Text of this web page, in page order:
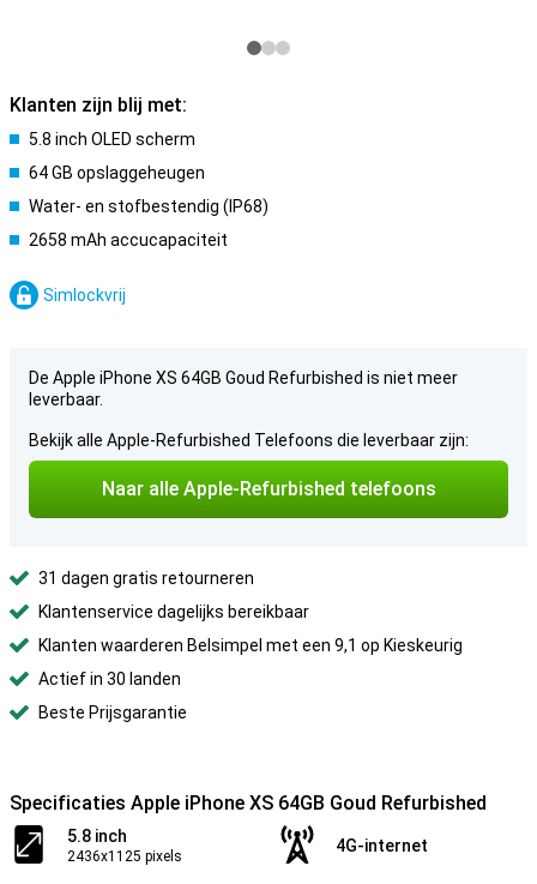
Klanten zijn blij met:
5.8 inch OLED scherm
64 GB opslaggeheugen
Water- en stofbestendig (IP68)
2658 mAh accucapaciteit
Simlockvrij
De Apple iPhone XS 64GB Goud Refurbished is niet meer
leverbaar.
Bekijk alle Apple-Refurbished Telefoons die leverbaar zijn:
Naar alle Apple-Refurbished telefoons
31 dagen gratis retourneren
Klantenservice dagelijks bereikbaar
Klanten waarderen Belsimpel met een 9,1 op Kieskeurig
Actief in 30 landen
Beste Prijsgarantie
Specificaties Apple iPhone XS 64GB Goud Refurbished
5.8 inch
2436x1125 pixels
4G-internet